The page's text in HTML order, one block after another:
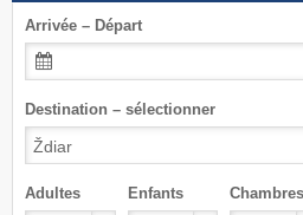
Arrivée – Départ
Destination – sélectionner
Adultes Enfants Chambres